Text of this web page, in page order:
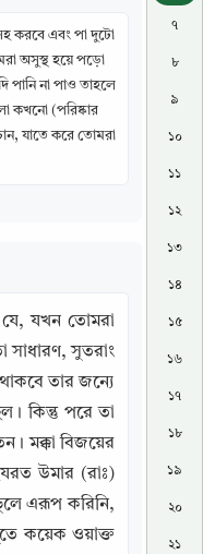
করবে এবং পা দুটো
অসুস্থ হয়ে পড়ো
পানি না পাও তাহলে
কখনো (পরিষ্কার
যাতে করে তোমরা
যখন তোমরা
সাধারণ, সুতরাং
তার জন্যে
কিন্তু পরে তা
মক্কা বিজয়ের
উমার (রাঃ)
এরূপ করিনি,
কয়েক ওয়াক্ত
৭
৮
৯
১০
১১
১২
১৩
১৪
১৫
১৬
১৭
১৮
১৯
২০
২১